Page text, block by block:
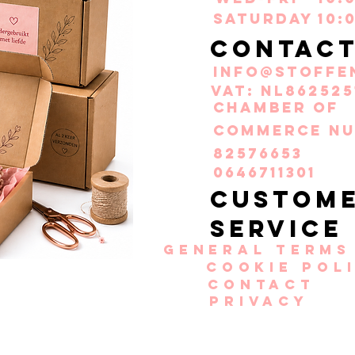
Saturday
VAT:
Chamber of
Commerce
82576653
0646711301
service
General
Cookie
Privacy
Contact